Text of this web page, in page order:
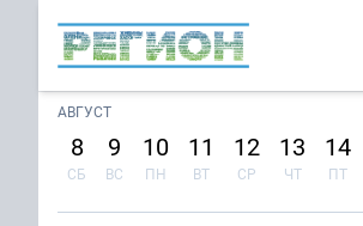
АВГУСТ
8
СБ
9
ВС
10
ПН
11
ВТ
12
СР
13
ЧТ
14
ПТ